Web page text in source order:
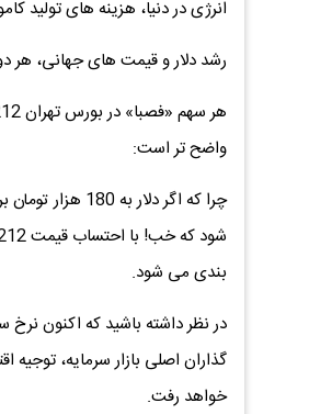
انرژی در دنیا، هزینه های تولید
رشد دلار و قیمت های جهانی، هر
واضح تر است:
بندی می شود.
خواهد رفت.